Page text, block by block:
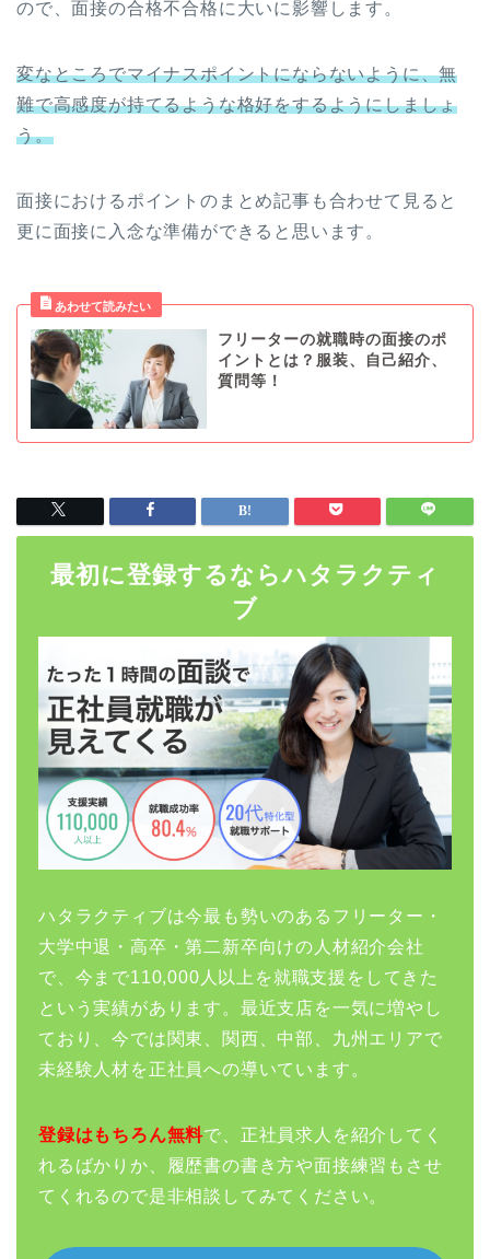
ので、面接の合格不合格に大いに影響します。
変なところでマイナスポイントにならないように、無
難で高感度が持てるような格好をするようにしましょ
う。
面接におけるポイントのまとめ記事も合わせて見ると
更に面接に入念な準備ができると思います。
フリーターの就職時の面接のポ
イントとは？服装、自己紹介、
質問等！
最初に登録するならハタラクティ
ブ
ハタラクティブは今最も勢いのあるフリーター・
大学中退・高卒・第二新卒向けの人材紹介会社
で、今まで110,000人以上を就職支援をしてきた
という実績があります。最近支店を一気に増やし
ており、今では関東、関西、中部、九州エリアで
未経験人材を正社員への導いています。
登録はもちろん無料で、正社員求人を紹介してく
れるばかりか、履歴書の書き方や面接練習もさせ
てくれるので是非相談してみてください。